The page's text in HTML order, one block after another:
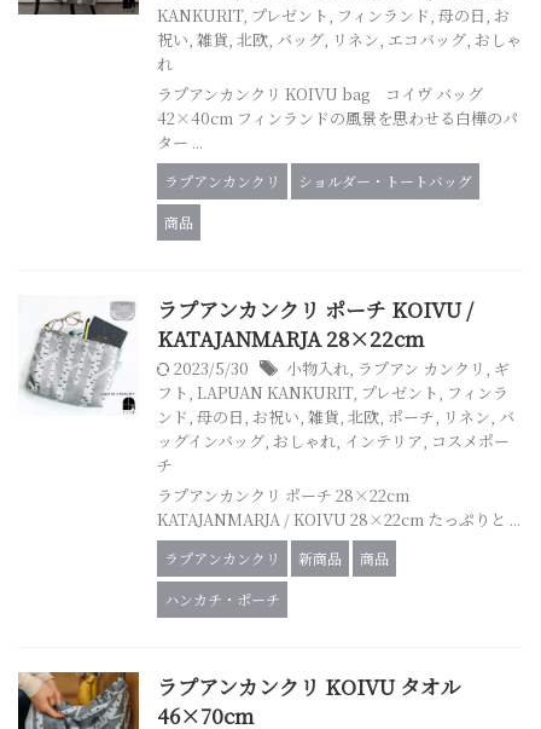
KANKURIT, プレゼント, フィンランド, 母の日, お
祝い, 雑貨, 北欧, バッグ, リネン, エコバッグ, おしゃ
れ
ラプアンカンクリ KOIVU bag コイヴ バッグ
42×40cm フィンランドの風景を思わせる白樺のパ
ター ...
ラプアンカンクリ
ショルダー・トートバッグ
商品
ラプアンカンクリ ポーチ KOIVU /
KATAJANMARJA 28×22cm
2023/5/30 小物入れ, ラプアン カンクリ , ギ
フト, LAPUAN KANKURIT, プレゼント, フィンラ
ンド, 母の日, お祝い, 雑貨, 北欧, ポーチ, リネン, バ
ッグインバッグ, おしゃれ, インテリア, コスメポー
チ
ラプアンカンクリ ポーチ 28×22cm
KATAJANMARJA / KOIVU 28×22cm たっぷりと ...
ラプアンカンクリ 新商品
商品
ハンカチ・ポーチ
ラプアンカンクリ KOIVU タオル
46×70cm